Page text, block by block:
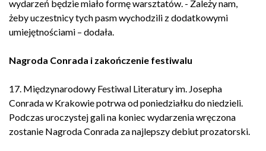
wydarzeń będzie miało formę warsztatów. - Zależy nam,
żeby uczestnicy tych pasm wychodzili z dodatkowymi
umiejętnościami – dodała.
Nagroda Conrada i zakończenie festiwalu
17. Międzynarodowy Festiwal Literatury im. Josepha
Conrada w Krakowie potrwa od poniedziałku do niedzieli.
Podczas uroczystej gali na koniec wydarzenia wręczona
zostanie Nagroda Conrada za najlepszy debiut prozatorski.